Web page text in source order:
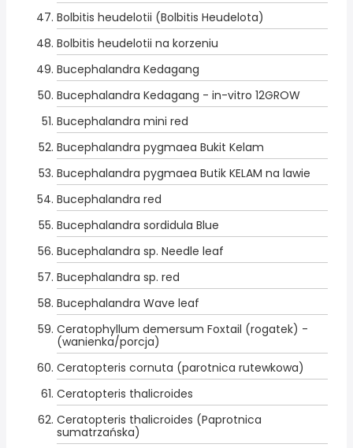
Bolbitis heudelotii (Bolbitis Heudelota)
Bolbitis heudelotii na korzeniu
Bucephalandra Kedagang
Bucephalandra Kedagang - in-vitro 12GROW
Bucephalandra mini red
Bucephalandra pygmaea Bukit Kelam
Bucephalandra pygmaea Butik KELAM na lawie
Bucephalandra red
Bucephalandra sordidula Blue
Bucephalandra sp. Needle leaf
Bucephalandra sp. red
Bucephalandra Wave leaf
Ceratophyllum demersum Foxtail (rogatek) -
(wanienka/porcja)
Ceratopteris cornuta (parotnica rutewkowa)
Ceratopteris thalicroides
Ceratopteris thalicroides (Paprotnica
sumatrzańska)